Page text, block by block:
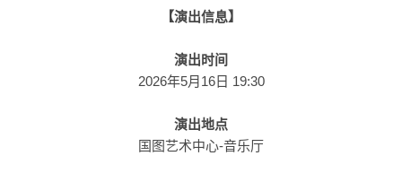
【演出信息】
演出时间
2026年5月16日 19:30
演出地点
国图艺术中心-音乐厅